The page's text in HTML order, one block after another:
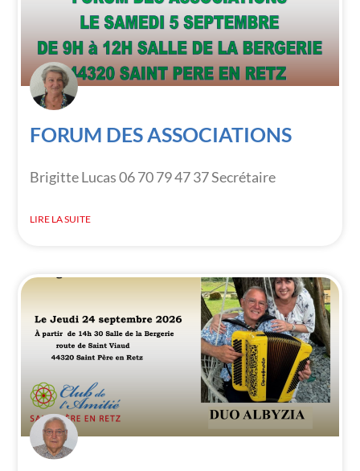
FORUM DES ASSOCIATIONS
Brigitte Lucas 06 70 79 47 37 Secrétaire
LIRE LA SUITE